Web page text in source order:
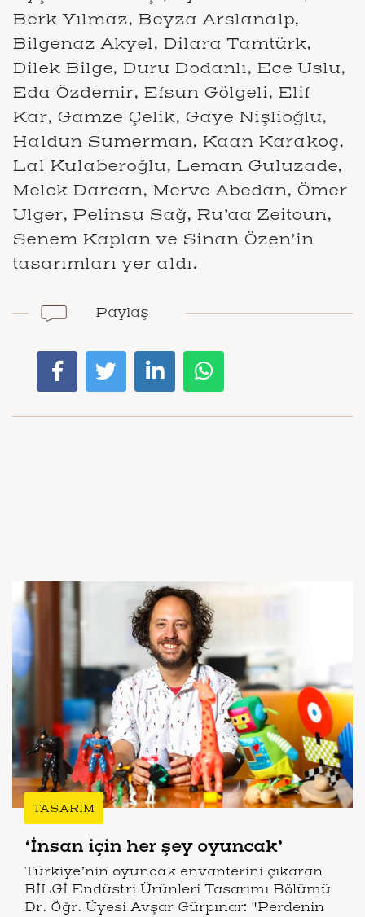
Berk Yılmaz, Beyza Arslanalp,
Bilgenaz Akyel, Dilara Tamtürk,
Dilek Bilge, Duru Dodanlı, Ece Uslu,
Eda Özdemir, Efsun Gölgeli, Elif
Kar, Gamze Çelik, Gaye Nişlioğlu,
Haldun Sumerman, Kaan Karakoç,
Lal Kulaberoğlu, Leman Guluzade,
Melek Darcan, Merve Abedan, Ömer
Ulger, Pelinsu Sağ, Ru’aa Zeitoun,
Senem Kaplan ve Sinan Özen’in
tasarımları yer aldı.
Paylaş
TASARIM
‘İnsan için her şey oyuncak’
Türkiye’nin oyuncak envanterini çıkaran
BİLGİ Endüstri Ürünleri Tasarımı Bölümü
Dr. Öğr. Üyesi Avşar Gürpınar: "Perdenin